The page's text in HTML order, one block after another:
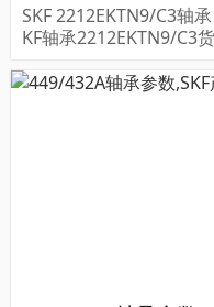
SKF 2212EKTN9/C3轴
KF轴承2212EKTN9/C3